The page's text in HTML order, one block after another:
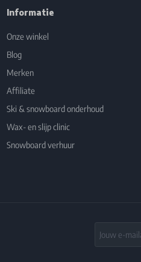
Informatie
Onze winkel
Blog
Merken
Affiliate
Ski & snowboard onderhoud
Wax- en slijp clinic
Snowboard verhuur
Email